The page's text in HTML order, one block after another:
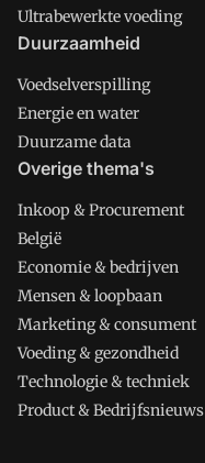
Ultrabewerkte voeding
Duurzaamheid
Voedselverspilling
Energie en water
Duurzame data
Overige thema's
Inkoop & Procurement
België
Economie & bedrijven
Mensen & loopbaan
Marketing & consument
Voeding & gezondheid
Technologie & techniek
Product & Bedrijfsnieuws